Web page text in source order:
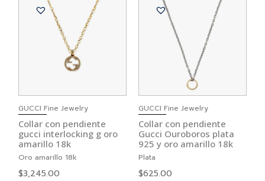
GUCCI Fine Jewelry
Collar con pendiente
gucci interlocking g oro
amarillo 18k
Oro amarillo 18k
$3,245.00
GUCCI Fine Jewelry
Collar con pendiente
Gucci Ouroboros plata
925 y oro amarillo 18k
Plata
$625.00